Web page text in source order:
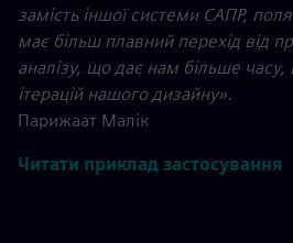
замість іншої системи САПР,
має більш плавний перехід від
аналізу, що дає нам більше
ітерацій нашого дизайну».
Парижаат Малік
Читати приклад застосування